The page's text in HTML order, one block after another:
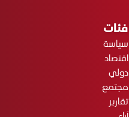
فئات
سياسة
اقتصاد
دولي
مجتمع
تقارير